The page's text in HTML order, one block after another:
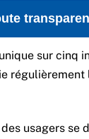
sur cinq
des usagers se